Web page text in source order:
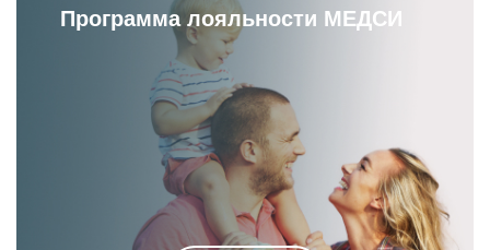
Программа лояльности МЕДСИ